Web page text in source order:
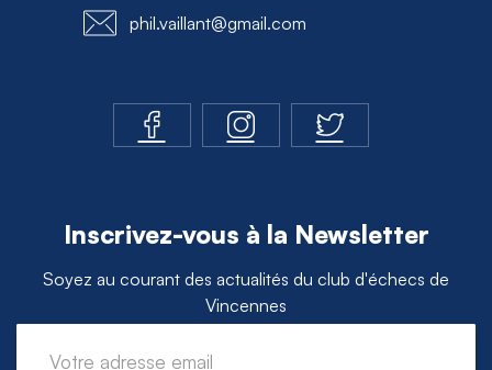
phil.vaillant@gmail.com
Inscrivez-vous à la Newsletter
Soyez au courant des actualités du club d'échecs de
Vincennes